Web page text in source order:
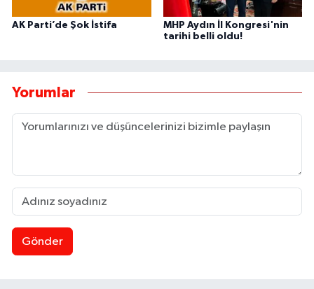
AK Parti’de Şok İstifa
MHP Aydın İl Kongresi'nin
tarihi belli oldu!
Yorumlar
Gönder